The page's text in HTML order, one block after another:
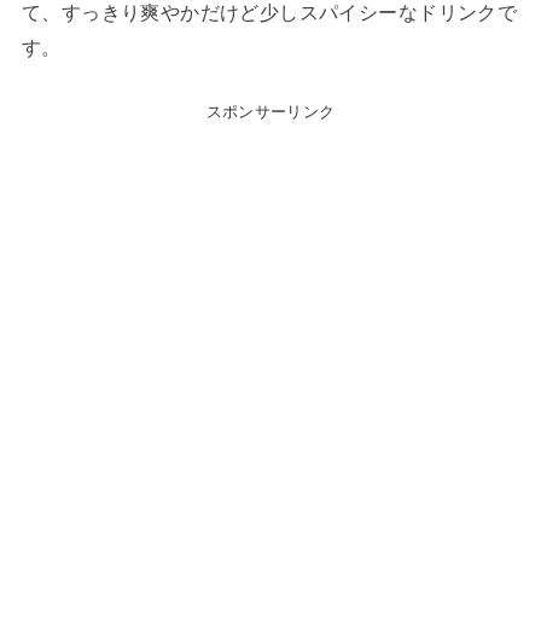
て、すっきり爽やかだけど少しスパイシーなドリンクで
す。
スポンサーリンク